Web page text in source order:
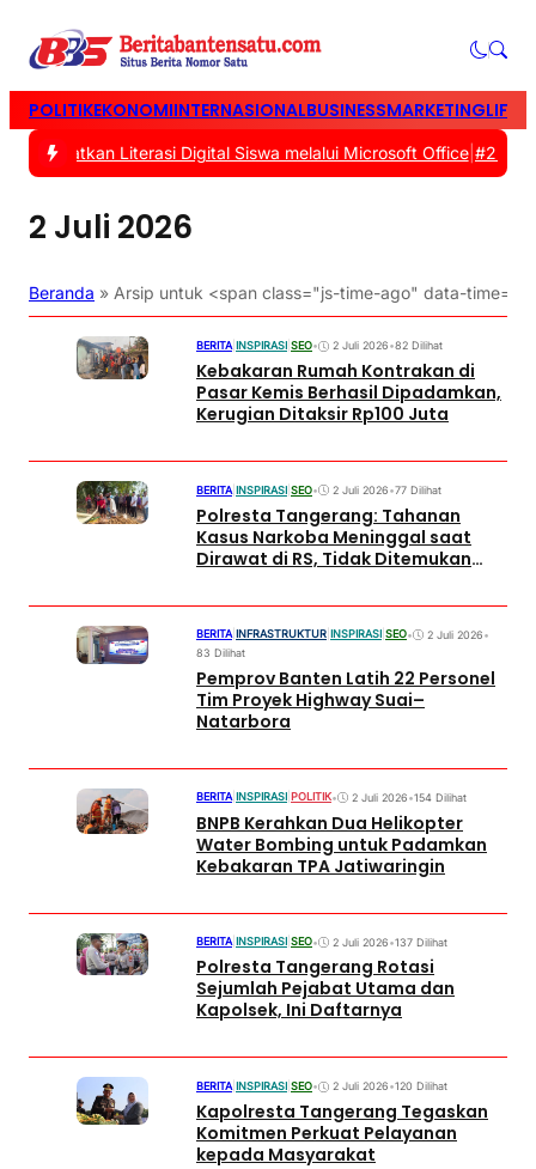
POLITIKEKONOMIINTERNASIONALBUSINESSMARKETING
Tingkatkan Literasi Digital Siswa melalui Microsoft Office|#2 -
2 Juli 2026
Beranda » Arsip untuk <span class="js-time-ago" data-
BERITA INSPIRASI SEO• 2 Juli 2026•82 Dilihat
Kebakaran Rumah Kontrakan di
Pasar Kemis Berhasil Dipadamkan,
Kerugian Ditaksir Rp100 Juta
BERITA INSPIRASI SEO• 2 Juli 2026•77 Dilihat
Polresta Tangerang: Tahanan
Kasus Narkoba Meninggal saat
Dirawat di RS, Tidak Ditemukan
BERITA| INFRASTRUKTUR INSPIRASI SEO• 2 Juli 2026•
83 Dilihat
Pemprov Banten Latih 22 Personel
Tim Proyek Highway Suai–
Natarbora
BERITA|INSPIRASI POLITIK• 2 Juli 2026•154 Dilihat
BNPB Kerahkan Dua Helikopter
Water Bombing untuk Padamkan
Kebakaran TPA Jatiwaringin
BERITA INSPIRASI SEO• 2 Juli 2026•137 Dilihat
Polresta Tangerang Rotasi
Sejumlah Pejabat Utama dan
Kapolsek, Ini Daftarnya
BERITA INSPIRASI SEO• 2 Juli 2026•120 Dilihat
Kapolresta Tangerang Tegaskan
Komitmen Perkuat Pelayanan
kepada Masyarakat